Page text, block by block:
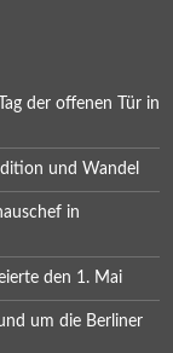
der offenen Tür in
und Wandel
in
den 1. Mai
um die Berliner